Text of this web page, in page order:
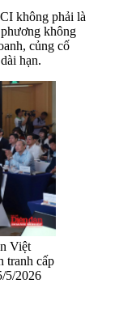
không phải là
không
củng cố
hạn.
Việt
tranh cấp
5/2026